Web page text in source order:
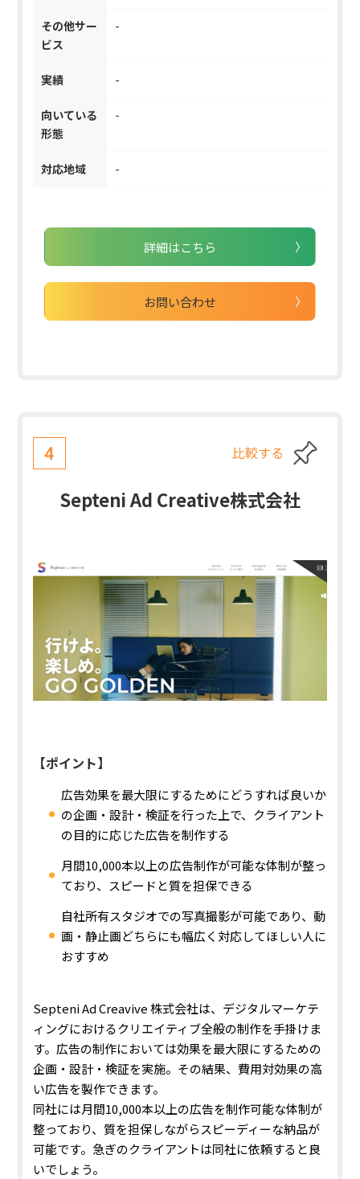
その他サー
ビス
-
実績 -
向いている
形態
-
対応地域 -
詳細はこちら
お問い合わせ
4 比較する
Septeni Ad Creative株式会社
【ポイント】
広告効果を最大限にするためにどうすれば良いか
の企画・設計・検証を行った上で、クライアント
の目的に応じた広告を制作する
月間10,000本以上の広告制作が可能な体制が整っ
ており、スピードと質を担保できる
自社所有スタジオでの写真撮影が可能であり、動
画・静止画どちらにも幅広く対応してほしい人に
おすすめ
Septeni Ad Creavive 株式会社は、デジタルマーケテ
ィングにおけるクリエイティブ全般の制作を手掛けま
す。広告の制作においては効果を最大限にするための
企画・設計・検証を実施。その結果、費用対効果の高
い広告を製作できます。
同社には月間10,000本以上の広告を制作可能な体制が
整っており、質を担保しながらスピーディーな納品が
可能です。急ぎのクライアントは同社に依頼すると良
いでしょう。